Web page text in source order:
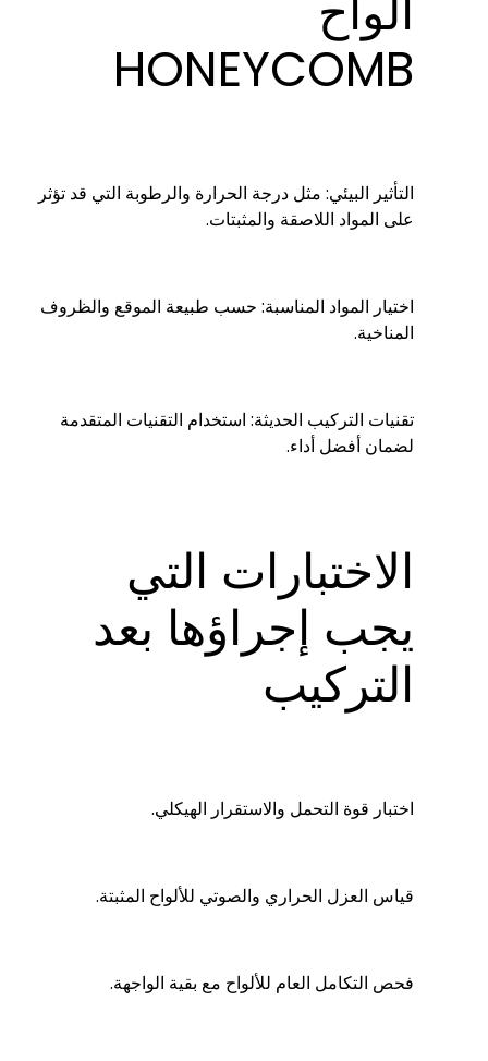
HONEYCOMB
التأثير البيئي: مثل درجة الحرارة والرطوبة التي قد تؤثر
على المواد اللاصقة والمثبتات.
اختيار المواد المناسبة: حسب طبيعة الموقع والظروف
المناخية.
تقنيات التركيب الحديثة: استخدام التقنيات المتقدمة
لضمان أفضل أداء.
الاختبارات التي
يجب إجراؤها بعد
التركيب
اختبار قوة التحمل والاستقرار الهيكلي.
قياس العزل الحراري والصوتي للألواح المثبتة.
فحص التكامل العام للألواح مع بقية الواجهة.